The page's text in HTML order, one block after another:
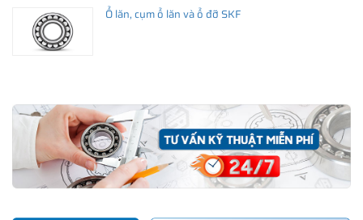
Ổ lăn, cụm ổ lăn và ổ đỡ SKF